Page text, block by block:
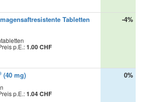
Tabletten
p.E.:1.00 CHF
-4%
(40 mg)
p.E.:1.04 CHF
0%